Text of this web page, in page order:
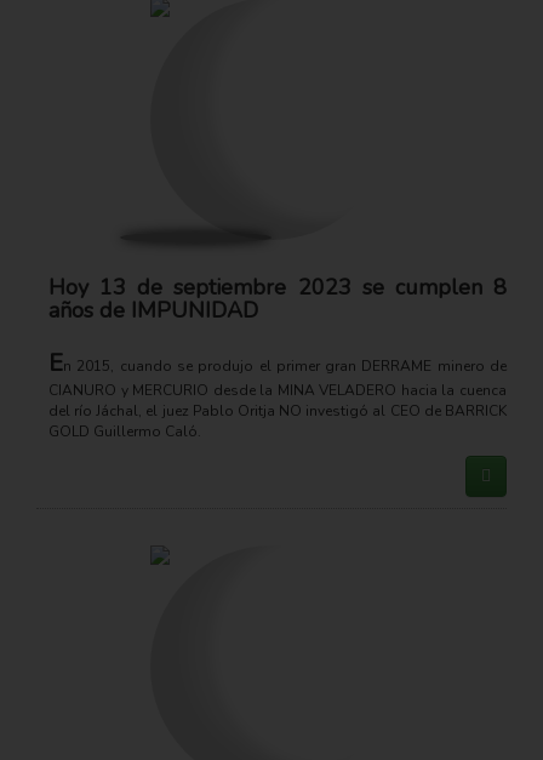
Hoy 13 de septiembre 2023 se cumplen 8
años de IMPUNIDAD
En 2015, cuando se produjo el primer gran DERRAME minero de
CIANURO y MERCURIO desde la MINA VELADERO hacia la cuenca
del río Jáchal, el juez Pablo Oritja NO investigó al CEO de BARRICK
GOLD Guillermo Caló.